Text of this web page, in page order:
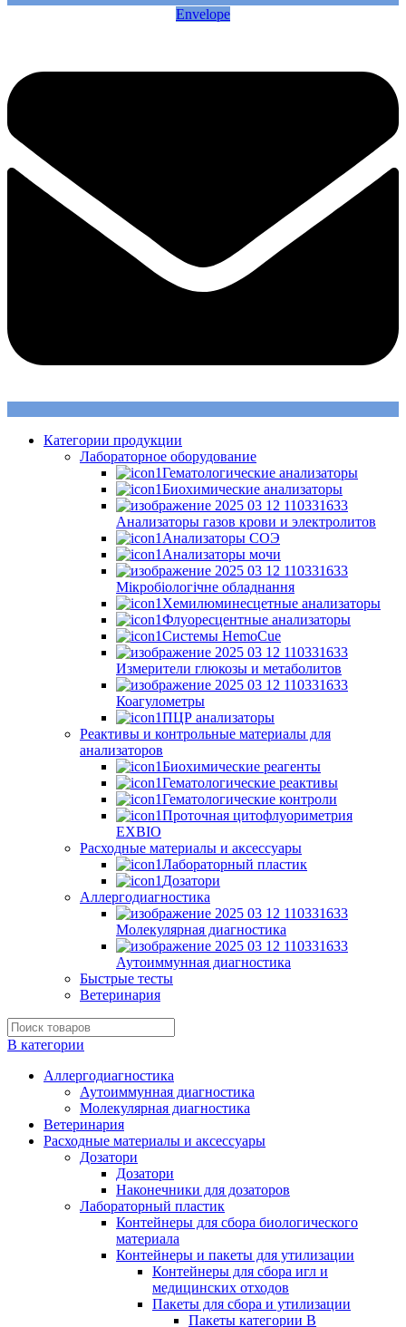
Envelope
Категории продукции
Лабораторное оборудование
Гематологические анализаторы
Биохимические анализаторы
Анализаторы газов крови и электролитов
Анализаторы СОЭ
Анализаторы мочи
Мікробіологічне обладнання
Хемилюминесцетные анализаторы
Флуоресцентные анализаторы
Системы HemoCue
Измерители глюкозы и метаболитов
Коагулометры
ПЦР анализаторы
Реактивы и контрольные материалы для
анализаторов
Биохимические реагенты
Гематологические реактивы
Гематологические контроли
Проточная цитофлуориметрия
EXBIO
Расходные материалы и аксессуары
Лабораторный пластик
Дозатори
Аллергодиагностика
Молекулярная диагностика
Аутоиммунная диагностика
Быстрые тесты
Ветеринария
В категории
Аллергодиагностика
Аутоиммунная диагностика
Молекулярная диагностика
Ветеринария
Расходные материалы и аксессуары
Дозатори
Дозатори
Наконечники для дозаторов
Лабораторный пластик
Контейнеры для сбора биологического
материала
Контейнеры и пакеты для утилизации
Контейнеры для сбора игл и
медицинских отходов
Пакеты для сбора и утилизации
Пакеты категории B